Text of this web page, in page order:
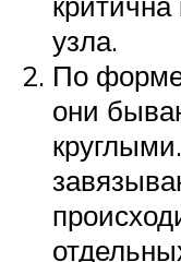
узла.
По форме
они